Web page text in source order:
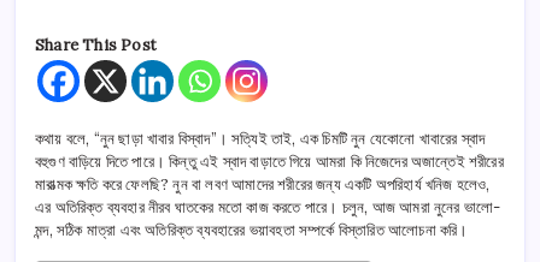
অতিরিক্ত
নুনের
মারাত্মক
পার্শ্বপ্রতিক্রিয়া
তে
Share This Post
কথায় বলে, “নুন ছাড়া খাবার বিস্বাদ”। সত্যিই তাই, এক চিমটি নুন যেকোনো খাবারের স্বাদ
বহুগুণ বাড়িয়ে দিতে পারে। কিন্তু এই স্বাদ বাড়াতে গিয়ে আমরা কি নিজেদের অজান্তেই শরীরের
মারাত্মক ক্ষতি করে ফেলছি? নুন বা লবণ আমাদের শরীরের জন্য একটি অপরিহার্য খনিজ হলেও,
এর অতিরিক্ত ব্যবহার নীরব ঘাতকের মতো কাজ করতে পারে। চলুন, আজ আমরা নুনের ভালো-
মন্দ, সঠিক মাত্রা এবং অতিরিক্ত ব্যবহারের ভয়াবহতা সম্পর্কে বিস্তারিত আলোচনা করি।